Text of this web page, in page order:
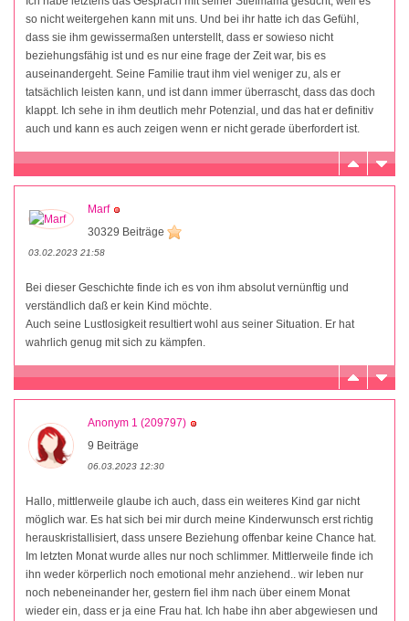
so nicht weitergehen kann mit uns. Und bei ihr hatte ich das Gefühl,
dass sie ihm gewissermaßen unterstellt, dass er sowieso nicht
beziehungsfähig ist und es nur eine frage der Zeit war, bis es
auseinandergeht. Seine Familie traut ihm viel weniger zu, als er
tatsächlich leisten kann, und ist dann immer überrascht, dass das doch
klappt. Ich sehe in ihm deutlich mehr Potenzial, und das hat er definitiv
auch und kann es auch zeigen wenn er nicht gerade überfordert ist.
Marf
30329 Beiträge
03.02.2023 21:58
Bei dieser Geschichte finde ich es von ihm absolut vernünftig und
verständlich daß er kein Kind möchte.
Auch seine Lustlosigkeit resultiert wohl aus seiner Situation. Er hat
wahrlich genug mit sich zu kämpfen.
Anonym 1 (209797)
9 Beiträge
06.03.2023 12:30
Hallo, mittlerweile glaube ich auch, dass ein weiteres Kind gar nicht
möglich war. Es hat sich bei mir durch meine Kinderwunsch erst richtig
herauskristallisiert, dass unsere Beziehung offenbar keine Chance hat.
Im letzten Monat wurde alles nur noch schlimmer. Mittlerweile finde ich
ihn weder körperlich noch emotional mehr anziehend.. wir leben nur
noch nebeneinander her, gestern fiel ihm nach über einem Monat
wieder ein, dass er ja eine Frau hat. Ich habe ihn aber abgewiesen und